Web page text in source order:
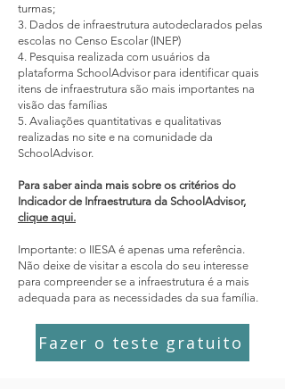
turmas;
3. Dados de infraestrutura autodeclarados pelas
escolas no Censo Escolar (INEP)
4. Pesquisa realizada com usuários da
plataforma SchoolAdvisor para identificar quais
itens de infraestrutura são mais importantes na
visão das famílias
5. Avaliações quantitativas e qualitativas
realizadas no site e na comunidade da
SchoolAdvisor.
Para saber ainda mais sobre os critérios do
Indicador de Infraestrutura da SchoolAdvisor,
clique aqui.
Importante: o IIESA é apenas uma referência.
Não deixe de visitar a escola do seu interesse
para compreender se a infraestrutura é a mais
adequada para as necessidades da sua família.
Fazer o teste gratuito